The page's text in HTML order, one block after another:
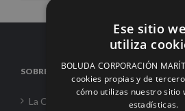
SOBRE NOSOTROS
La Corporación
Ese sitio
utiliza
BOLUDA CORPORACIÓN
cookies propias y de
cómo utilizas nuestro sitio
estadísticas.